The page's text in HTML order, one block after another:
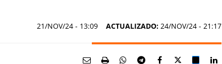
21/NOV/24 - 13:09 ACTUALIZADO: 24/NOV/24 - 21:17